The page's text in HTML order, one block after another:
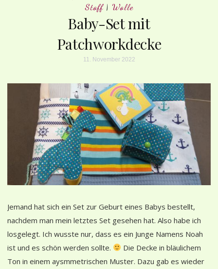
Stoff| Wolle
Baby-Set mit
Patchworkdecke
11. November 2022
Jemand hat sich ein Set zur Geburt eines Babys bestellt,
nachdem man mein letztes Set gesehen hat. Also habe ich
losgelegt. Ich wusste nur, dass es ein Junge Namens Noah
ist und es schön werden sollte.
Die Decke in bläulichem
Ton in einem aysmmetrischen Muster. Dazu gab es wieder